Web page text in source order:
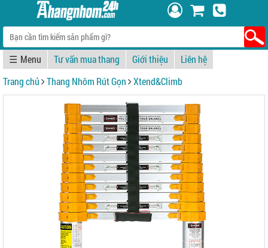
☰ Tư vấn mua thang Giới thiệu
Liên hệ
Trang chủ
Thang Nhôm Rút Gọn Xtend&Climb